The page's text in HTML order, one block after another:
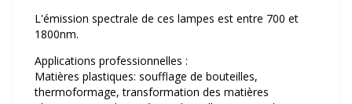
L'émission spectrale de ces lampes est entre 700 et
1800nm.
Applications professionnelles :
Matières plastiques: soufflage de bouteilles,
thermoformage, transformation des matières